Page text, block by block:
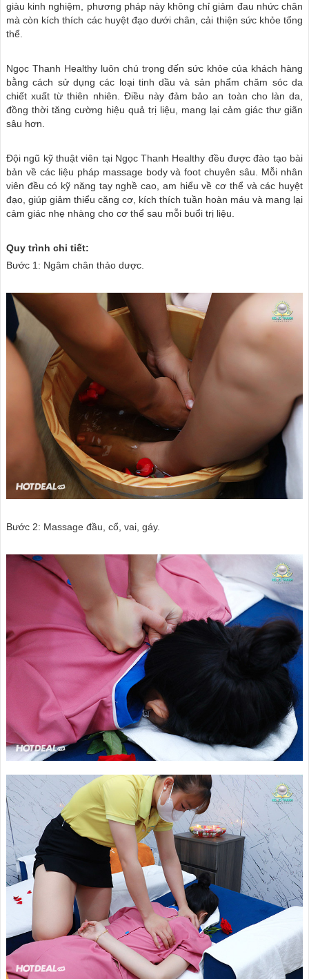
giàu kinh nghiệm, phương pháp này không chỉ giảm đau nhức chân
mà còn kích thích các huyệt đạo dưới chân, cải thiện sức khỏe tổng
thể.
Ngọc Thanh Healthy luôn chú trọng đến sức khỏe của khách hàng
bằng cách sử dụng các loại tinh dầu và sản phẩm chăm sóc da
chiết xuất từ thiên nhiên. Điều này đảm bảo an toàn cho làn da,
đồng thời tăng cường hiệu quả trị liệu, mang lại cảm giác thư giãn
sâu hơn.
Đội ngũ kỹ thuật viên tại Ngọc Thanh Healthy đều được đào tạo bài
bản về các liệu pháp massage body và foot chuyên sâu. Mỗi nhân
viên đều có kỹ năng tay nghề cao, am hiểu về cơ thể và các huyệt
đạo, giúp giảm thiểu căng cơ, kích thích tuần hoàn máu và mang lại
cảm giác nhẹ nhàng cho cơ thể sau mỗi buổi trị liệu.
Quy trình chi tiết:
Bước 1: Ngâm chân thảo dược.
Bước 2: Massage đầu, cổ, vai, gáy.